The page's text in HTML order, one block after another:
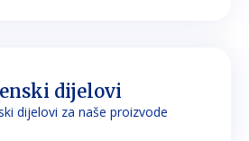
dijelovi
dijelovi za naše proizvode